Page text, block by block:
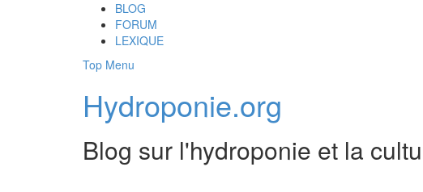
BLOG
FORUM
LEXIQUE
Top Menu
Hydroponie.org
Blog sur l'hydroponie et la